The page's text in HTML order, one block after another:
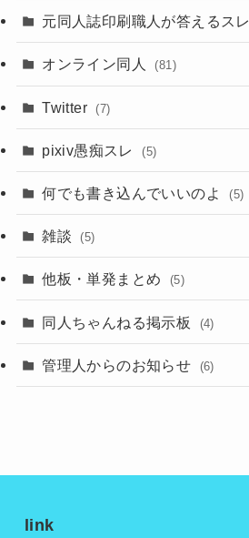
元同人誌印刷職人が答えるスレ
オンライン同人 (81)
Twitter (7)
pixiv愚痴スレ (5)
何でも書き込んでいいのよ (5)
雑談 (5)
他板・単発まとめ (5)
同人ちゃんねる掲示板 (4)
管理人からのお知らせ (6)
link